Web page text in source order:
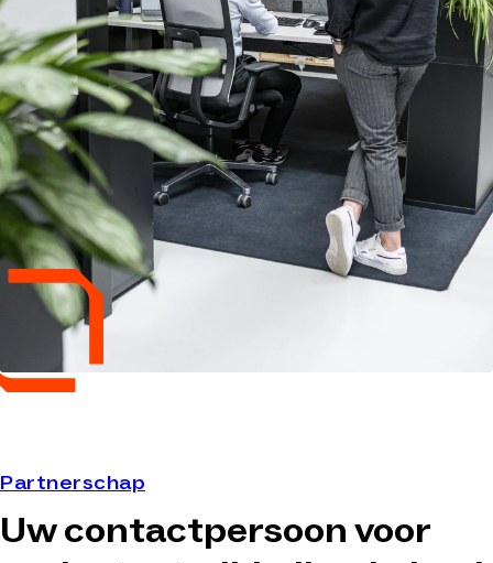
Partnerschap
Uw contactpersoon voor